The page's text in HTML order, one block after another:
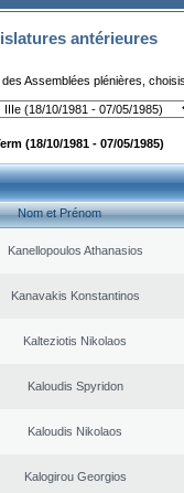
antérieures
Assemblées plénières,
(18/10/1981 - 07/05/1985)
Nom et Prénom
Kanellopoulos Athanasios
Kanavakis Konstantinos
Kalteziotis Nikolaos
Kaloudis Spyridon
Kaloudis Nikolaos
Kalogirou Georgios